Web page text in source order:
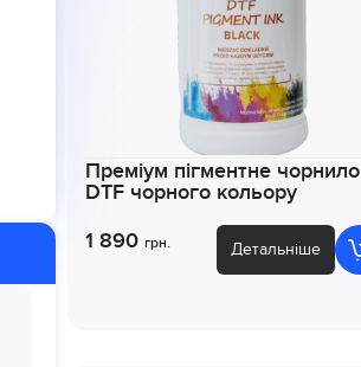
Преміум пігментне чорнило
DTF чорного кольору
1 890 грн. Детальніше